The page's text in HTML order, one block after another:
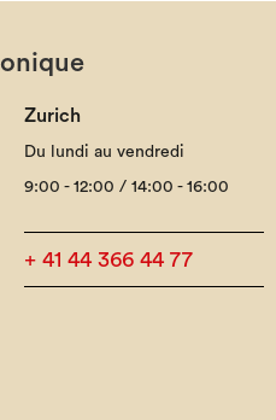
Zurich
Du lundi au vendredi
9:00 - 12:00 / 14:00 - 16:00
+ 41 44 366 44 77